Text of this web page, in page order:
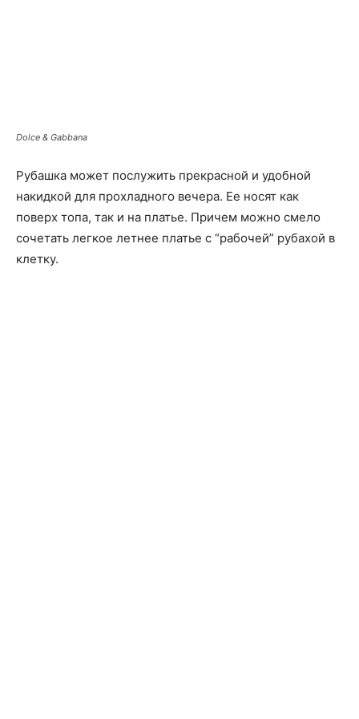
Dolce & Gabbana
Рубашка может послужить прекрасной и удобной
накидкой для прохладного вечера. Ее носят как
поверх топа, так и на платье. Причем можно смело
сочетать легкое летнее платье с “рабочей” рубахой в
клетку.